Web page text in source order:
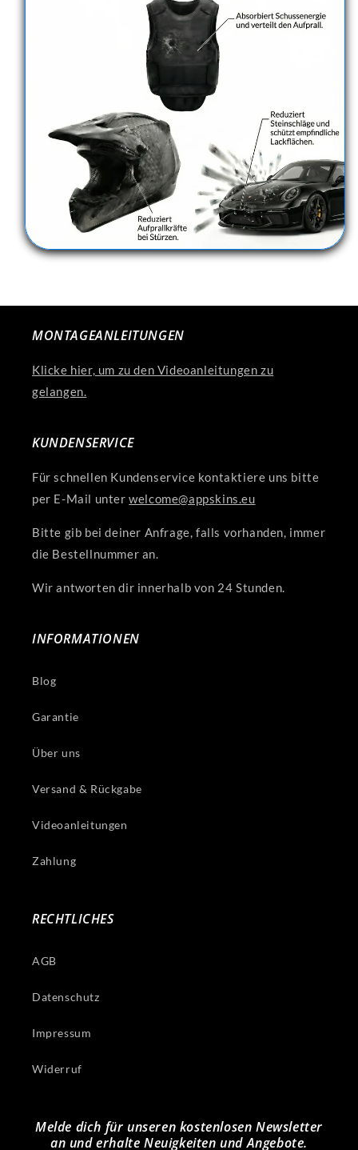
MONTAGEANLEITUNGEN
Klicke hier, um zu den Videoanleitungen zu
gelangen.
KUNDENSERVICE
Für schnellen Kundenservice kontaktiere uns bitte
per E-Mail unterwelcome@appskins.eu
Bitte gib bei deiner Anfrage, falls vorhanden, immer
die Bestellnummer an.
Wir antworten dir innerhalb von 24 Stunden.
INFORMATIONEN
Blog
Garantie
Über uns
Versand & Rückgabe
Videoanleitungen
Zahlung
RECHTLICHES
AGB
Datenschutz
Impressum
Widerruf
Melde dich für unseren kostenlosen Newsletter
an und erhalte Neuigkeiten und Angebote.